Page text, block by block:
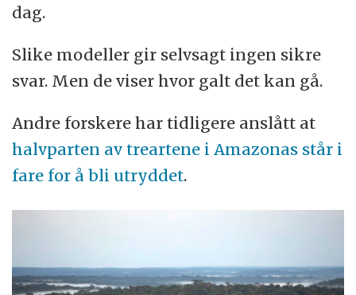
dag.
Slike modeller gir selvsagt ingen sikre
svar. Men de viser hvor galt det kan gå.
Andre forskere har tidligere anslått at
halvparten av treartene i Amazonas står i
fare for å bli utryddet.